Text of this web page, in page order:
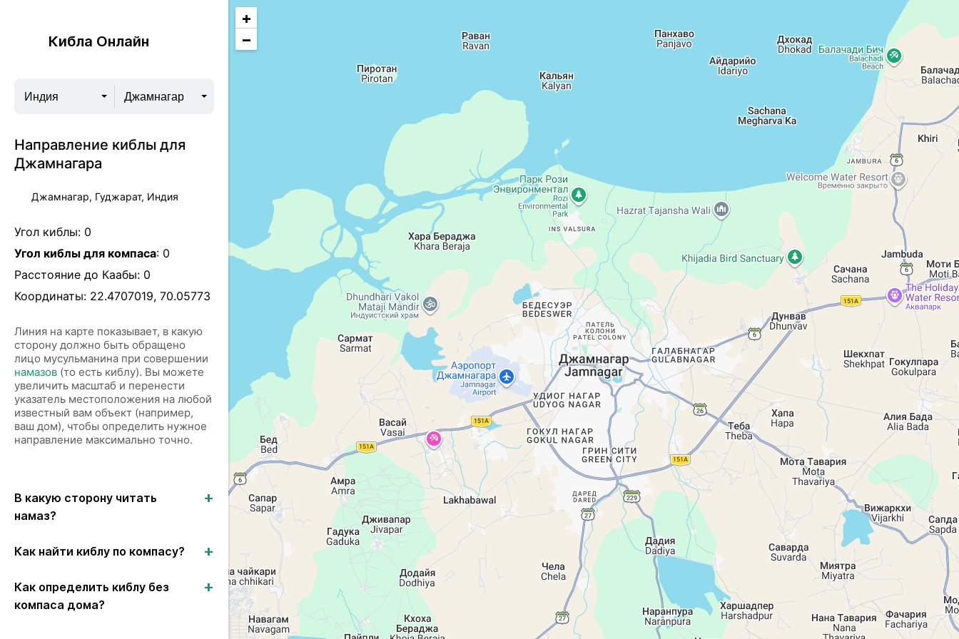
+
−
Кибла Онлайн
Индия Джамнагар
Направление киблы для
Джамнагара
Джамнагар, Гуджарат, Индия
Угол киблы: 0
Угол киблы для компаса: 0
Расстояние до Каабы: 0
Координаты: 22.4707019, 70.05773
Линия на карте показывает, в какую
сторону должно быть обращено
лицо мусульманина при совершении
намазов (то есть киблу). Вы можете
увеличить масштаб и перенести
указатель местоположения на любой
известный вам объект (например,
ваш дом), чтобы определить нужное
направление максимально точно.
В какую сторону читать
намаз?
Как найти киблу по компасу?
Как определить киблу без
компаса дома?